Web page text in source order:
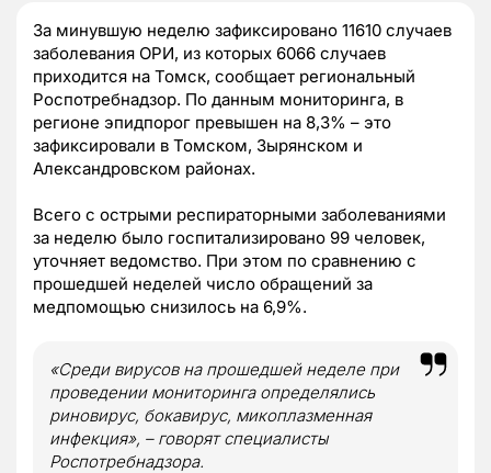
За минувшую неделю зафиксировано 11610 случаев
заболевания ОРИ, из которых 6066 случаев
приходится на Томск, сообщает региональный
Роспотребнадзор. По данным мониторинга, в
регионе эпидпорог превышен на 8,3% – это
зафиксировали в Томском, Зырянском и
Александровском районах.
Всего с острыми респираторными заболеваниями
за неделю было госпитализировано 99 человек,
уточняет ведомство. При этом по сравнению с
прошедшей неделей число обращений за
медпомощью снизилось на 6,9%.
«Среди вирусов на прошедшей неделе при
проведении мониторинга определялись
риновирус, бокавирус, микоплазменная
инфекция», – говорят специалисты
Роспотребнадзора.